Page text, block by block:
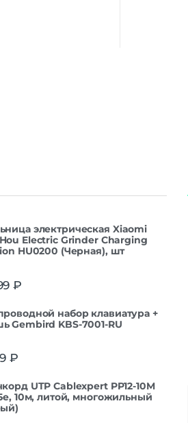
электрическая Xiaomi
Electric Grinder Charging
HU0200 (Черная), шт
₽
набор клавиатура +
Gembird KBS-7001-RU
₽
UTP Cablexpert PP12-10M
10м, литой, многожильный